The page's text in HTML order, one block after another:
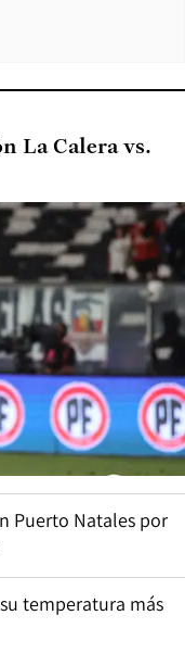
La Calera vs.
Puerto Natales por
temperatura más